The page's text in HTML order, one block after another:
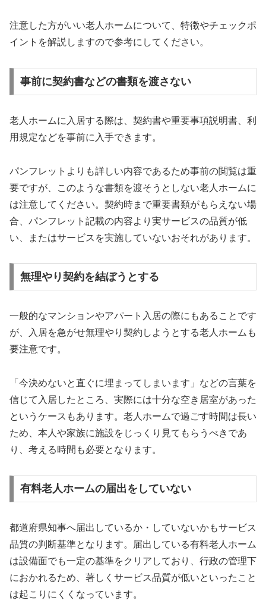
注意した方がいい老人ホームについて、特徴やチェックポ
イントを解説しますので参考にしてください。
事前に契約書などの書類を渡さない
老人ホームに入居する際は、契約書や重要事項説明書、利
用規定などを事前に入手できます。
パンフレットよりも詳しい内容であるため事前の閲覧は重
要ですが、このような書類を渡そうとしない老人ホームに
は注意してください。契約時まで重要書類がもらえない場
合、パンフレット記載の内容より実サービスの品質が低
い、またはサービスを実施していないおそれがあります。
無理やり契約を結ぼうとする
一般的なマンションやアパート入居の際にもあることです
が、入居を急がせ無理やり契約しようとする老人ホームも
要注意です。
「今決めないと直ぐに埋まってしまいます」などの言葉を
信じて入居したところ、実際には十分な空き居室があった
というケースもあります。老人ホームで過ごす時間は長い
ため、本人や家族に施設をじっくり見てもらうべきであ
り、考える時間も必要となります。
有料老人ホームの届出をしていない
都道府県知事へ届出しているか・していないかもサービス
品質の判断基準となります。届出している有料老人ホーム
は設備面でも一定の基準をクリアしており、行政の管理下
におかれるため、著しくサービス品質が低いといったこと
は起こりにくくなっています。